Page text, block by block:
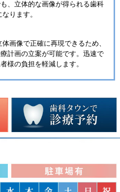
、立体的な画像が得られる歯科
ります。
画像で正確に再現できるため、
計画の立案が可能です。迅速で
様の負担を軽減します。